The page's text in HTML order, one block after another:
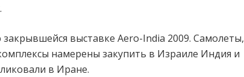
выставке Aero-India 2009. Самолеты,
намерены закупить в Израиле Индия и
в Иране.